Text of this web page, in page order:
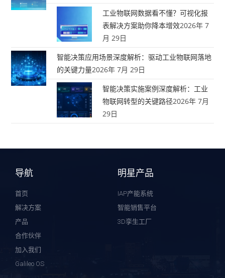
工业物联网数据看不懂？可视化报
表解决方案助你降本增效2026年 7
月 29日
智能决策应用场景深度解析：驱动工业物联网落地
的关键力量2026年 7月 29日
智能决策实施案例深度解析：工业
物联网转型的关键路径2026年 7月
29日
导航
首页
解决方案
产品
合作伙伴
加入我们
Galileo OS
明星产品
IAP产能系统
智能销售平台
3D孪生工厂